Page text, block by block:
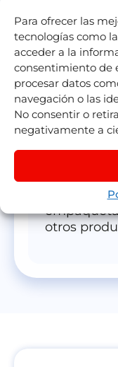
Para ofrecer las
tecnologías como
acceder a la
consentimiento de
procesar datos
navegación o las
No consentir o
negativamente a
cada uno de
impuestos,
condiciones
Vender con
petición
traslados,
Además,
Dynamic
otros